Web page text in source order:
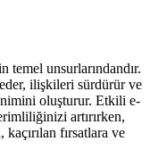
temel unsurlarındandır.
ilişkileri sürdürür ve
oluşturur. Etkili e-
artırırken,
fırsatlara ve